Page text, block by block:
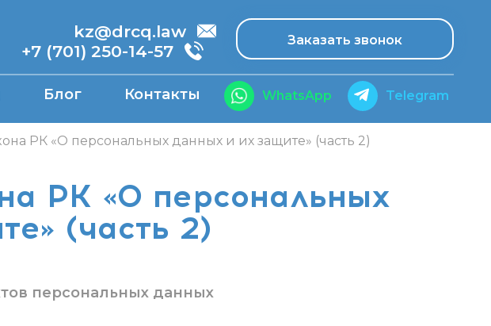
kz@drcq.law
+7 (701) 250-14-57
Заказать звонок
Блог Контакты WhatsApp Telegram
РК «О персональных данных и их защите» (часть 2)
РК «О персональных
(часть 2)
персональных данных